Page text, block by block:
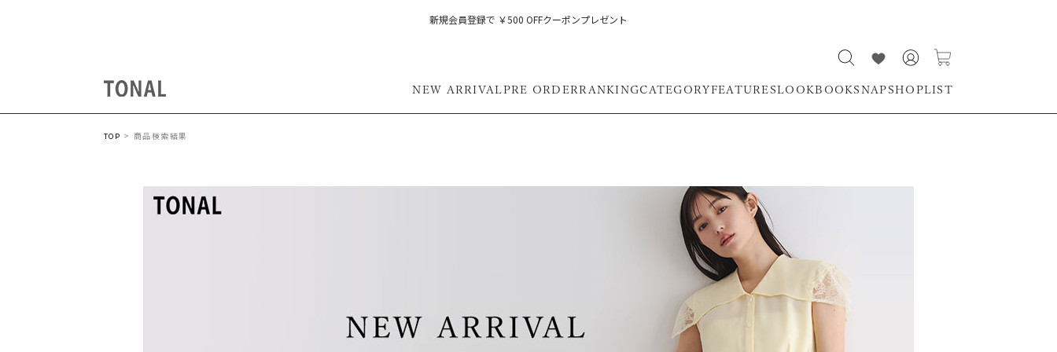
新規会員登録で ￥500 OFFクーポンプレゼント
NEW ARRIVALPRE ORDERRANKINGCATEGORYFEATURESLOOKBOOKSNAPSHOPLIST
TOP 商品検索結果